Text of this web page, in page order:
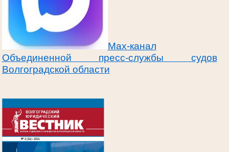
Max-канал
Объединенной пресс-службы судов
Волгоградской области